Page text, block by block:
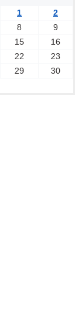
1
2
8
9
15
16
22
23
29
30